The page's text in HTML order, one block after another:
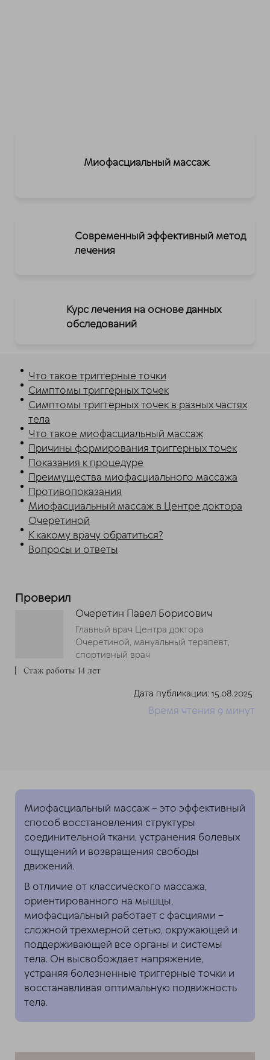
Миофасциальный массаж
Современный эффективный метод
лечения
Курс лечения на основе данных
обследований
Что такое триггерные точки
Симптомы триггерных точек
Симптомы триггерных точек в разных частях
тела
Что такое миофасциальный массаж
Причины формирования триггерных точек
Показания к процедуре
Преимущества миофасциального массажа
Противопоказания
Миофасциальный массаж в Центре доктора
Очеретиной
К какому врачу обратиться?
Вопросы и ответы
Проверил
Очеретин Павел Борисович
Главный врач Центра доктора
Очеретиной, мануальный терапевт,
спортивный врач
Стаж работы 14 лет
Дата публикации: 15.08.2025
Время чтения 9 минут
Миофасциальный массаж – это эффективный
способ восстановления структуры
соединительной ткани, устранения болевых
ощущений и возвращения свободы
движений.
В отличие от классического массажа,
ориентированного на мышцы,
миофасциальный работает с фасциями –
сложной трехмерной сетью, окружающей и
поддерживающей все органы и системы
тела. Он высвобождает напряжение,
устраняя болезненные триггерные точки и
восстанавливая оптимальную подвижность
тела.